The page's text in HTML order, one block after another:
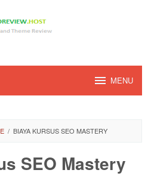
MENU
/ BIAYA KURSUS SEO MASTERY
SEO Mastery